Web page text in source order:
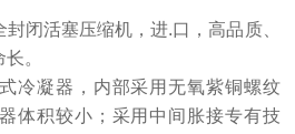
闭活塞压缩机，进.口，高品质、
。
冷凝器，内部采用无氧紫铜螺纹
体积较小；采用中间胀接专有技